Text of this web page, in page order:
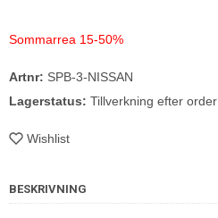
Sommarrea 15-50%
Artnr: SPB-3-NISSAN
Lagerstatus: Tillverkning efter order
Wishlist
BESKRIVNING